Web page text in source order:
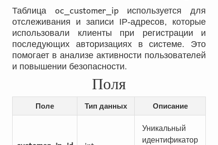
Таблица oc_customer_ipиспользуется для
отслеживания и записи IP-адресов, которые
использовали клиенты при регистрации и
последующих авторизациях в системе. Это
помогает в анализе активности пользователей
и повышении безопасности.
Поля
Поле Тип данных Описание
Уникальный
идентификатор